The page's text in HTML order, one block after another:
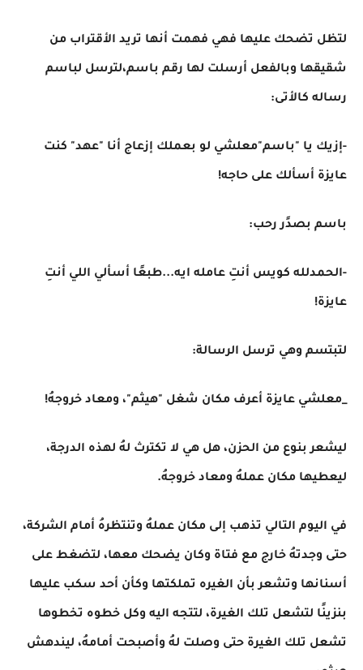
لتظل تضحك عليها فهي فهمت أنها تريد الأقتراب من
شقيقها وبالفعل أرسلت لها رقم باسم،لترسل لباسم
رساله كالأتى:
-إزيك يا "باسم"معلشي لو بعملك إزعاج أنا "عهد" كنت
عايزة أسألك على حاجه!
باسم بصدًر رحب:
-الحمدلله كويس أنتِ عامله ايه...طبعًا أسألي اللي أنتِ
عايزة!
لتبتسم وهي ترسل الرسالة:
_معلشي عايزة أعرف مكان شغل "هيثم"، ومعاد خروجهُ!
ليشعر بنوع من الحزن، هل هي لا تكترث لهُ لهذه الدرجة،
ليعطيها مكان عملهُ ومعاد خروجهُ.
في اليوم التالي تذهب إلى مكان عملهُ وتنتظرهُ أمام الشركة،
حتى وجدتهُ خارج مع فتاة وكان يضحك معها، لتضغط على
أسنانها وتشعر بأن الغيره تملكتها وكأن أحد سكب عليها
بنزينًا لتشعل تلك الغيرة، لتتجه اليه وكل خطوه تخطوها
تشعل تلك الغيرة حتى وصلت لهُ وأصبحت أمامهُ، ليندهش